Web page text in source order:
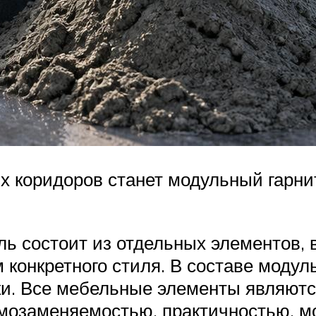
станет модульный
состоит из отдельных элементов,
стиля. В составе
Все мебельные элементы
практичностью,